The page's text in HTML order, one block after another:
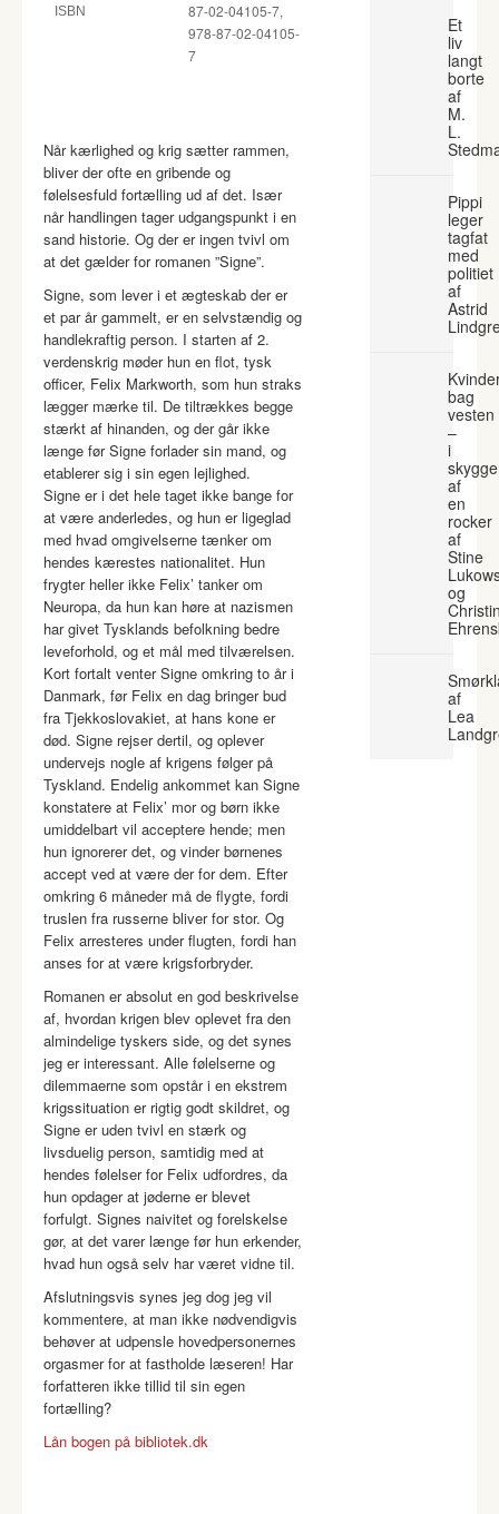
ISBN
87-02-04105-7,
978-87-02-04105-
7
Når kærlighed og krig sætter rammen,
bliver der ofte en gribende og
følelsesfuld fortælling ud af det. Især
når handlingen tager udgangspunkt i en
sand historie. Og der er ingen tvivl om
at det gælder for romanen ”Signe”.
Signe, som lever i et ægteskab der er
et par år gammelt, er en selvstændig og
handlekraftig person. I starten af 2.
verdenskrig møder hun en flot, tysk
officer, Felix Markworth, som hun straks
lægger mærke til. De tiltrækkes begge
stærkt af hinanden, og der går ikke
længe før Signe forlader sin mand, og
etablerer sig i sin egen lejlighed.
Signe er i det hele taget ikke bange for
at være anderledes, og hun er ligeglad
med hvad omgivelserne tænker om
hendes kærestes nationalitet. Hun
frygter heller ikke Felix’ tanker om
Neuropa, da hun kan høre at nazismen
har givet Tysklands befolkning bedre
leveforhold, og et mål med tilværelsen.
Kort fortalt venter Signe omkring to år i
Danmark, før Felix en dag bringer bud
fra Tjekkoslovakiet, at hans kone er
død. Signe rejser dertil, og oplever
undervejs nogle af krigens følger på
Tyskland. Endelig ankommet kan Signe
konstatere at Felix’ mor og børn ikke
umiddelbart vil acceptere hende; men
hun ignorerer det, og vinder børnenes
accept ved at være der for dem. Efter
omkring 6 måneder må de flygte, fordi
truslen fra russerne bliver for stor. Og
Felix arresteres under flugten, fordi han
anses for at være krigsforbryder.
Romanen er absolut en god beskrivelse
af, hvordan krigen blev oplevet fra den
almindelige tyskers side, og det synes
jeg er interessant. Alle følelserne og
dilemmaerne som opstår i en ekstrem
krigssituation er rigtig godt skildret, og
Signe er uden tvivl en stærk og
livsduelig person, samtidig med at
hendes følelser for Felix udfordres, da
hun opdager at jøderne er blevet
forfulgt. Signes naivitet og forelskelse
gør, at det varer længe før hun erkender,
hvad hun også selv har været vidne til.
Afslutningsvis synes jeg dog jeg vil
kommentere, at man ikke nødvendigvis
behøver at udpensle hovedpersonernes
orgasmer for at fastholde læseren! Har
forfatteren ikke tillid til sin egen
fortælling?
Lån bogen på bibliotek.dk
Et
liv
langt
borte
af
M.
L.
Pippi
leger
tagfat
med
politiet
af
Astrid
bag
vesten
–
i
af
en
rocker
af
Stine
og
af
Lea